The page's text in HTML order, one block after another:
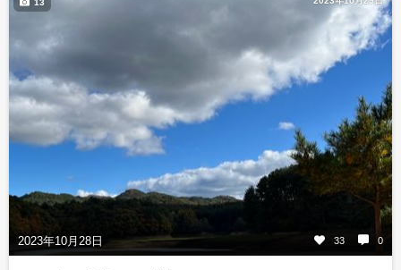
2023年10月28日 33 0
13